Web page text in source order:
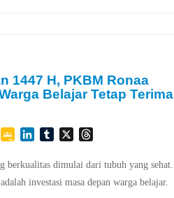
1447 H, PKBM Ronaa
Belajar Tetap Terima
TelegramGoogleLinkedInTumblr
X
berkualitas dimulai dari tubuh yang sehat.
investasi masa depan warga belajar.